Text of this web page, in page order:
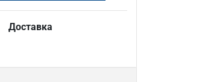
Доставка